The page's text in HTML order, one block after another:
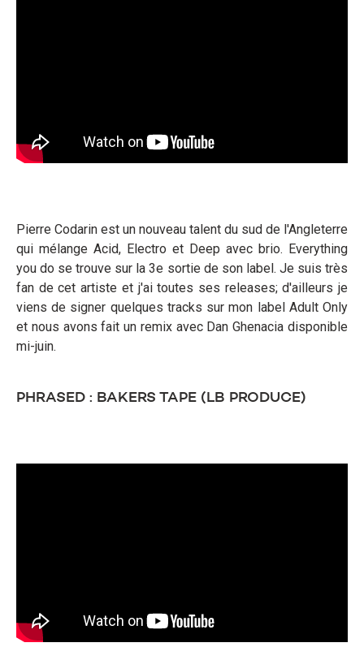
Pierre Codarin est un nouveau talent du sud de l'Angleterre
qui mélange Acid, Electro et Deep avec brio. Everything
you do se trouve sur la 3e sortie de son label. Je suis très
fan de cet artiste et j'ai toutes ses releases; d'ailleurs je
viens de signer quelques tracks sur mon label Adult Only
et nous avons fait un remix avec Dan Ghenacia disponible
mi-juin.
PHRASED : BAKERS TAPE (LB PRODUCE)